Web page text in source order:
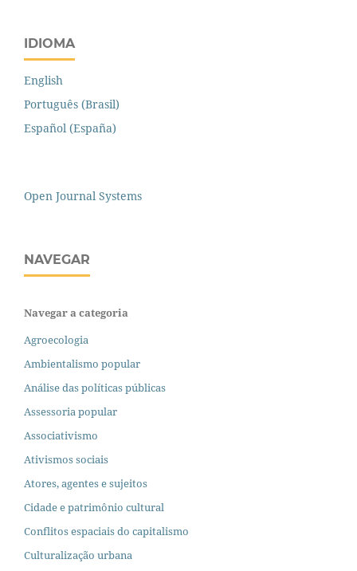
IDIOMA
English
Português (Brasil)
Español (España)
Open Journal Systems
NAVEGAR
Navegar a categoria
Agroecologia
Ambientalismo popular
Análise das políticas públicas
Assessoria popular
Associativismo
Ativismos sociais
Atores, agentes e sujeitos
Cidade e patrimônio cultural
Conflitos espaciais do capitalismo
Culturalização urbana